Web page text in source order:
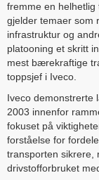
fremme en
gjelder temaer som
infrastruktur og
platooning et skritt
mest bærekraftige
toppsjef i Iveco.
Iveco demonstrerte
2003 innenfor
fokuset på
forståelse for
transporten sikrere,
drivstofforbruket